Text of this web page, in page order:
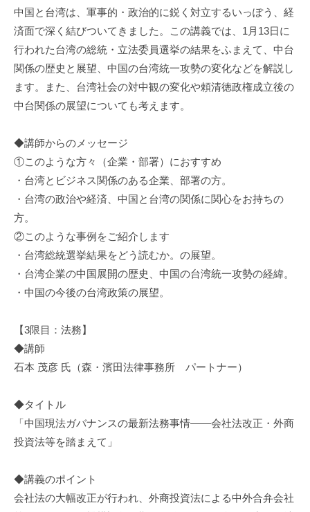
中国と台湾は、軍事的・政治的に鋭く対立するいっぽう、経
済面で深く結びついてきました。この講義では、1月13日に
行われた台湾の総統・立法委員選挙の結果をふまえて、中台
関係の歴史と展望、中国の台湾統一攻勢の変化などを解説し
ます。また、台湾社会の対中観の変化や頼清徳政権成立後の
中台関係の展望についても考えます。
◆講師からのメッセージ
①このような方々（企業・部署）におすすめ
・台湾とビジネス関係のある企業、部署の方。
・台湾の政治や経済、中国と台湾の関係に関心をお持ちの
方。
②このような事例をご紹介します
・台湾総統選挙結果をどう読むか。の展望。
・台湾企業の中国展開の歴史、中国の台湾統一攻勢の経緯。
・中国の今後の台湾政策の展望。
【3限目：法務】
◆講師
石本 茂彦 氏（森・濱田法律事務所 パートナー）
◆タイトル
「中国現法ガバナンスの最新法務事情――会社法改正・外商
投資法等を踏まえて」
◆講義のポイント
会社法の大幅改正が行われ、外商投資法による中外合弁会社